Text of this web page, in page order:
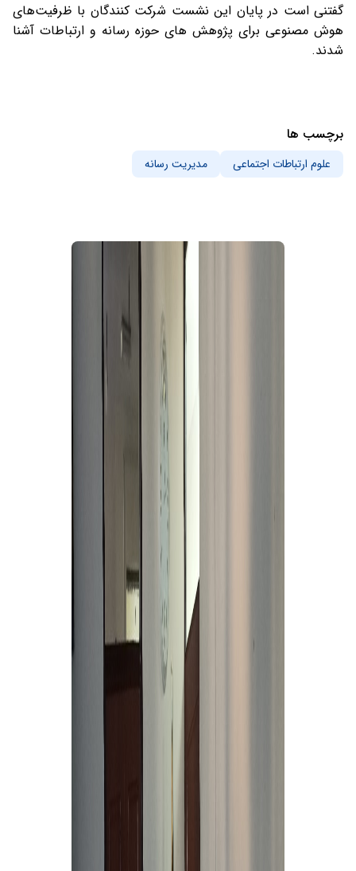
گفتنی است در پایان این نشست شرکت کنندگان با ظرفیت‌های
هوش مصنوعی برای پژوهش های حوزه رسانه و ارتباطات آشنا
شدند.
برچسب ها
علوم ارتباطات اجتماعی مدیریت رسانه